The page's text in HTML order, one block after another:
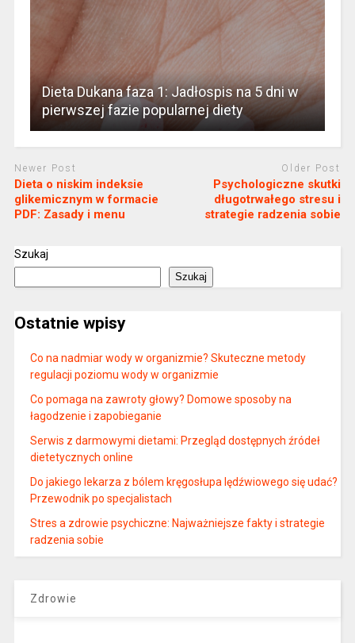
Dieta Dukana faza 1: Jadłospis na 5 dni w
pierwszej fazie popularnej diety
Newer Post
Dieta o niskim indeksie
glikemicznym w formacie
PDF: Zasady i menu
Older Post
Psychologiczne skutki
długotrwałego stresu i
strategie radzenia sobie
Szukaj
Szukaj
Ostatnie wpisy
Co na nadmiar wody w organizmie? Skuteczne metody
regulacji poziomu wody w organizmie
Co pomaga na zawroty głowy? Domowe sposoby na
łagodzenie i zapobieganie
Serwis z darmowymi dietami: Przegląd dostępnych źródeł
dietetycznych online
Do jakiego lekarza z bólem kręgosłupa lędźwiowego się udać?
Przewodnik po specjalistach
Stres a zdrowie psychiczne: Najważniejsze fakty i strategie
radzenia sobie
Zdrowie